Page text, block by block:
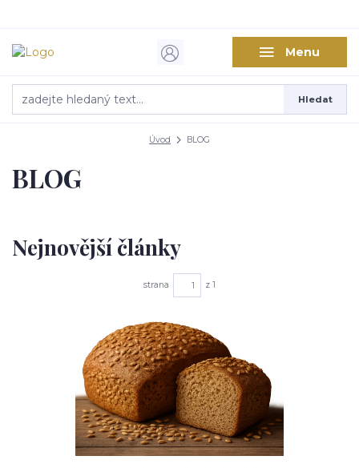
Menu
Hledat
Úvod BLOG
BLOG
Nejnovější články
strana z 1